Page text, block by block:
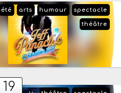
spectacle
humour
arts
été
théâtre
19